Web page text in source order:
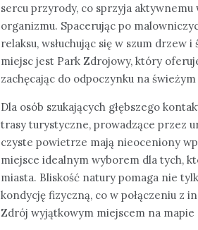
sercu przyrody, co sprzyja
organizmu. Spacerując po
relaksu, wsłuchując się w szum drzew
miejsc jest Park Zdrojowy, który
zachęcając do odpoczynku na
Dla osób szukających głębszego
trasy turystyczne, prowadzące przez
czyste powietrze mają nieoceniony
miejsce idealnym wyborem dla tych,
miasta. Bliskość natury pomaga nie
kondycję fizyczną, co w połączeniu z
Zdrój wyjątkowym miejscem na mapie